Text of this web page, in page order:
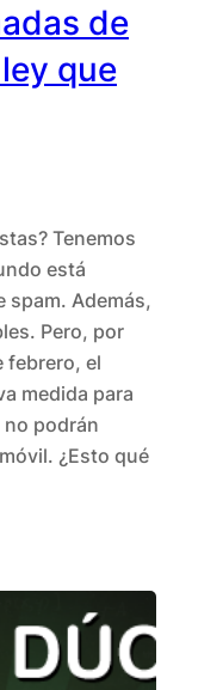
de
que
Tenemos
está
spam. Además,
Pero, por
febrero, el
medida para
no podrán
¿Esto qué